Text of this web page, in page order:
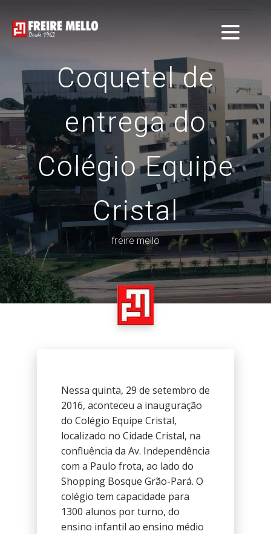
Coquetel de
entrega do
Colégio Equipe
Cristal
freire mello
Nessa quinta, 29 de setembro de
2016, aconteceu a inauguração
do Colégio Equipe Cristal,
localizado no Cidade Cristal, na
confluência da Av. Independência
com a Paulo frota, ao lado do
Shopping Bosque Grão-Pará. O
colégio tem capacidade para
1300 alunos por turno, do
ensino infantil ao ensino médio